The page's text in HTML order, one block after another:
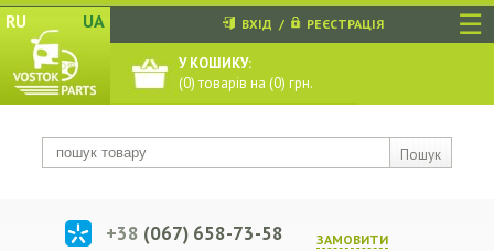
☰
RU UA
Пошук
ВХІД / РЕЄСТРАЦІЯ
У КОШИКУ:
(0) товарів на (0) грн.
ЗАМОВИТИ
+38 (067) 658-73-58